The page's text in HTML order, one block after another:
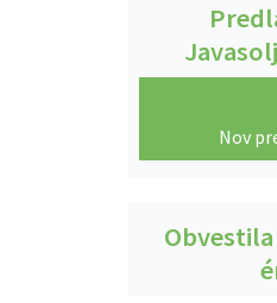
Nov
Obvestila